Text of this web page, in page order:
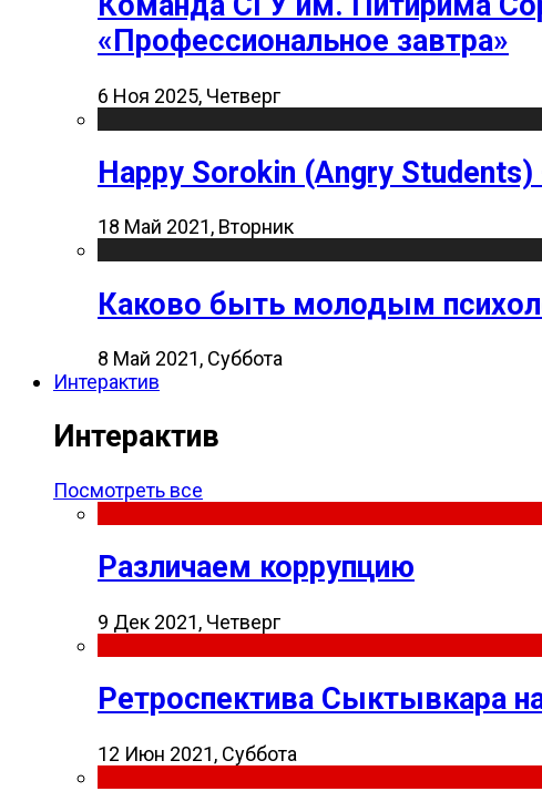
«Профессиональное завтра»
6 Ноя 2025, Четверг
Happy Sorokin (Angry
18 Май 2021, Вторник
Каково быть молодым
8 Май 2021, Суббота
Интерактив
Интерактив
Посмотреть все
Различаем коррупцию
9 Дек 2021, Четверг
Ретроспектива Сыктывкара
12 Июн 2021, Суббота